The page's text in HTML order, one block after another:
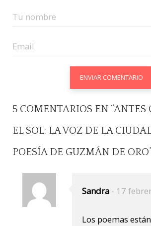
5 COMENTARIOS EN “ANTES
EL SOL: LA VOZ DE LA
POESÍA DE GUZMÁN DE ORO
Sandra - 17
Los poemas